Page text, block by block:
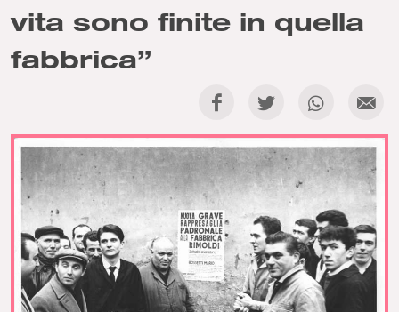
vita sono finite in quella
fabbrica”